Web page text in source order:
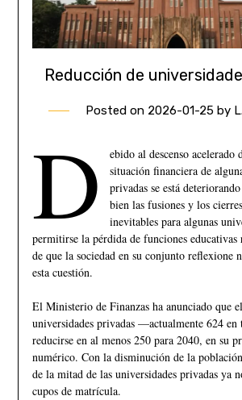
Reducción de
Posted on 2026-01-25 by
D
ebido al descenso acelerado
situación financiera de
privadas se está
bien las fusiones y los
inevitables para algunas
permitirse la pérdida de funciones educativas
de que la sociedad en su conjunto reflexione
esta cuestión.
El Ministerio de Finanzas ha anunciado que
universidades privadas —actualmente 624
reducirse en al menos 250 para 2040, en su
numérico. Con la disminución de la
de la mitad de las universidades privadas ya
cupos de matrícula.